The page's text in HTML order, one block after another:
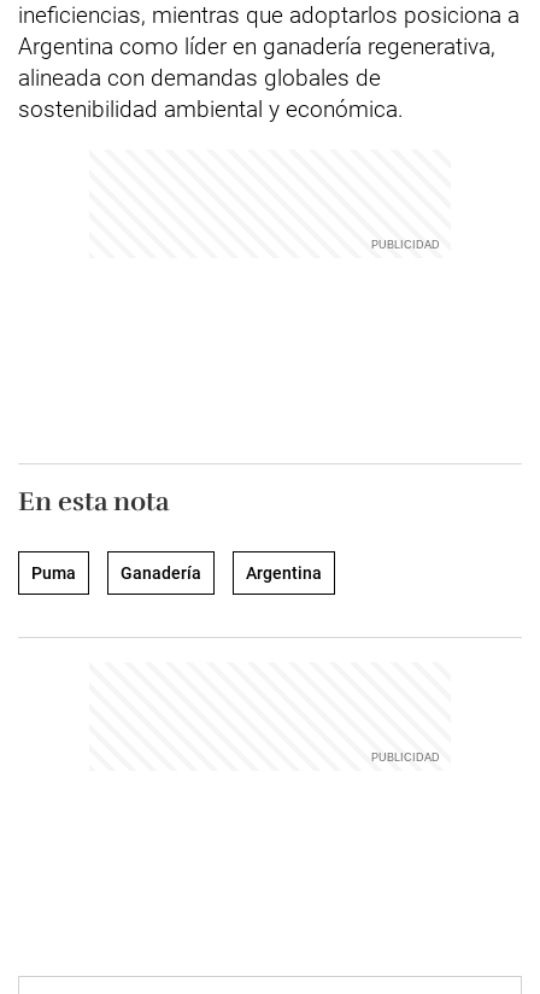
ineficiencias, mientras que adoptarlos posiciona a
Argentina como líder en ganadería regenerativa,
alineada con demandas globales de
sostenibilidad ambiental y económica.
En esta nota
Puma Ganadería Argentina